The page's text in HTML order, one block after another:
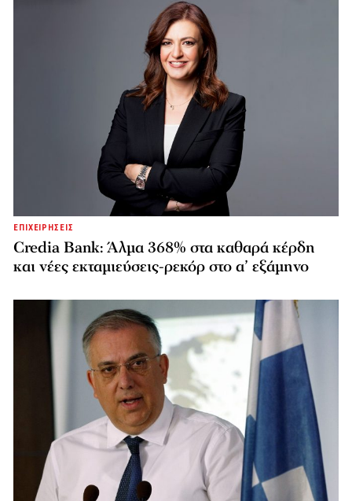
ΕΠΙΧΕΙΡΗΣΕΙΣ
Credia Bank: Άλμα 368% στα καθαρά κέρδη
και νέες εκταμιεύσεις-ρεκόρ στο α’ εξάμηνο